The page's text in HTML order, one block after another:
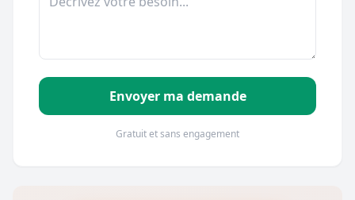
Envoyer ma demande
Gratuit et sans engagement